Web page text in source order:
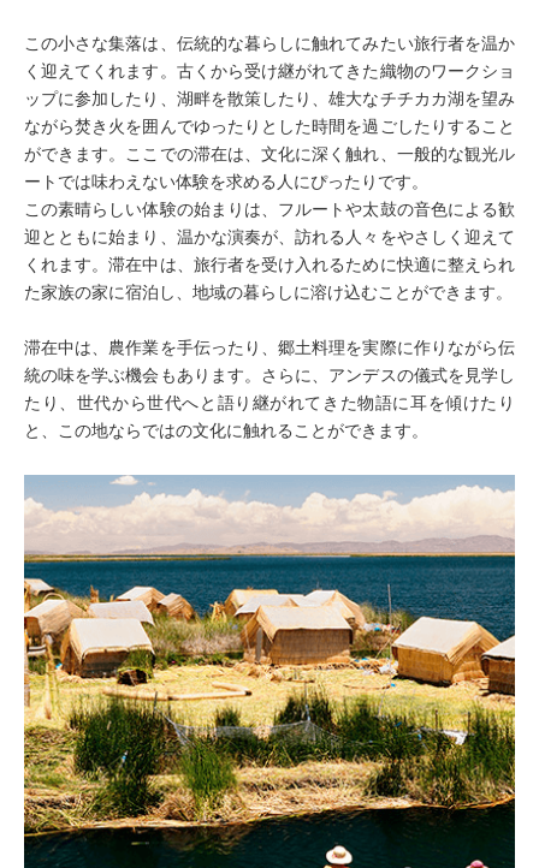
この小さな集落は、伝統的な暮らしに触れてみたい旅行者を温か
く迎えてくれます。古くから受け継がれてきた織物のワークショ
ップに参加したり、湖畔を散策したり、雄大なチチカカ湖を望み
ながら焚き火を囲んでゆったりとした時間を過ごしたりすること
ができます。ここでの滞在は、文化に深く触れ、一般的な観光ル
ートでは味わえない体験を求める人にぴったりです。
この素晴らしい体験の始まりは、フルートや太鼓の音色による歓
迎とともに始まり、温かな演奏が、訪れる人々をやさしく迎えて
くれます。滞在中は、旅行者を受け入れるために快適に整えられ
た家族の家に宿泊し、地域の暮らしに溶け込むことができます。
滞在中は、農作業を手伝ったり、郷土料理を実際に作りながら伝
統の味を学ぶ機会もあります。さらに、アンデスの儀式を見学し
たり、世代から世代へと語り継がれてきた物語に耳を傾けたり
と、この地ならではの文化に触れることができます。